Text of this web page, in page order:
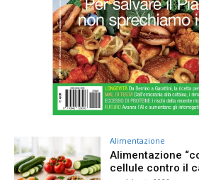
Alimentazione
Alimentazione
cellule contro il